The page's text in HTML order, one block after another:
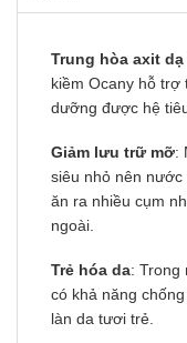
Trung hòa axit dạ
kiềm Ocany hỗ trợ
dưỡng được hệ
Giảm lưu trữ mỡ:
siêu nhỏ nên
ăn ra nhiều cụm
ngoài.
Trẻ hóa da: Trong
có khả năng
làn da tươi trẻ.